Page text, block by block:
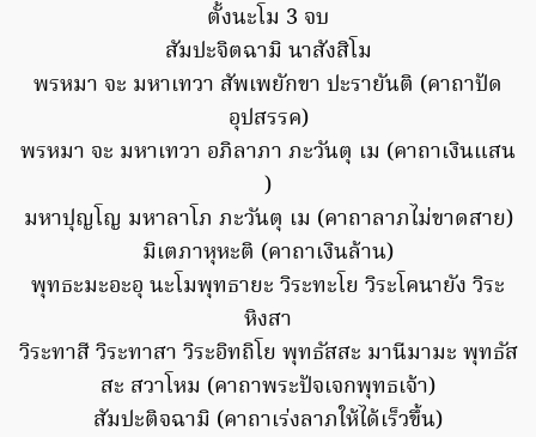
ตั้งนะโม 3 จบ
สัมปะจิตฉามิ นาสังสิโม
พรหมา จะ มหาเทวา สัพเพยักขา ปะรายันติ (คาถาปัด
อุปสรรค)
พรหมา จะ มหาเทวา อภิลาภา ภะวันตุ เม (คาถาเงินแสน
)
มหาปุญโญ มหาลาโภ ภะวันตุ เม (คาถาลาภไม่ขาดสาย)
มิเตภาหุหะติ (คาถาเงินล้าน)
พุทธะมะอะอุ นะโมพุทธายะ วิระทะโย วิระโคนายัง วิระ
หิงสา
วิระทาสี วิระทาสา วิระอิทถิโย พุทธัสสะ มานีมามะ พุทธัส
สะ สวาโหม (คาถาพระปัจเจกพุทธเจ้า)
สัมปะติจฉามิ (คาถาเร่งลาภให้ได้เร็วขึ้น)